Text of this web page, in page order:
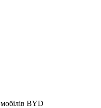
BYD